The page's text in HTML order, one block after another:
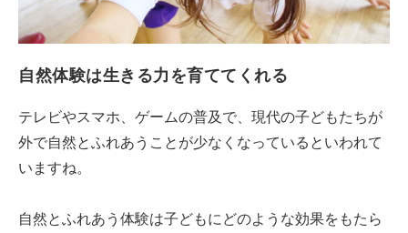
自然体験は生きる力を育ててくれる
テレビやスマホ、ゲームの普及で、現代の子どもたちが
外で自然とふれあうことが少なくなっているといわれて
いますね。
自然とふれあう体験は子どもにどのような効果をもたら